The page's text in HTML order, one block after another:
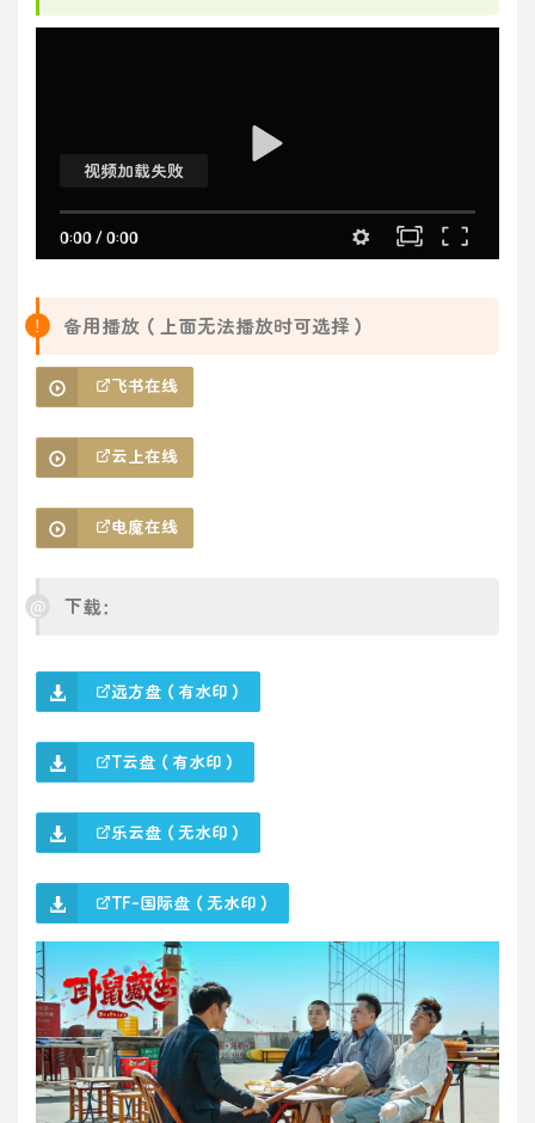
0:00 /0:00
视频加载失败
备用播放（上面无法播放时可选择）
飞书在线
云上在线
电魔在线
下载：
远方盘（有水印）
T云盘（有水印）
乐云盘（无水印）
TF-国际盘（无水印）